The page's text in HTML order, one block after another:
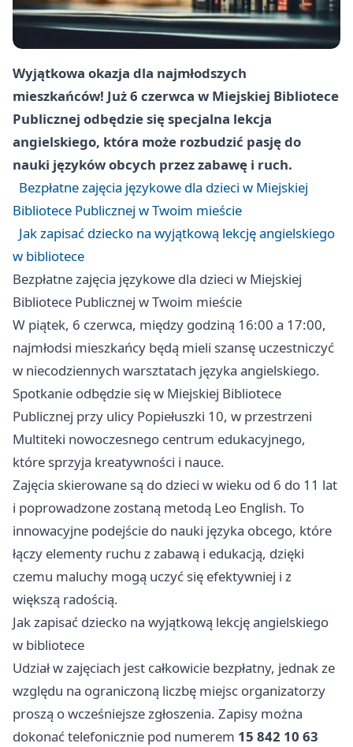
Wyjątkowa okazja dla najmłodszych
mieszkańców! Już 6 czerwca w Miejskiej Bibliotece
Publicznej odbędzie się specjalna lekcja
angielskiego, która może rozbudzić pasję do
nauki języków obcych przez zabawę i ruch.
Bezpłatne zajęcia językowe dla dzieci w Miejskiej
Bibliotece Publicznej w Twoim mieście
Jak zapisać dziecko na wyjątkową lekcję angielskiego
w bibliotece
Bezpłatne zajęcia językowe dla dzieci w Miejskiej
Bibliotece Publicznej w Twoim mieście
W piątek, 6 czerwca, między godziną 16:00 a 17:00,
najmłodsi mieszkańcy będą mieli szansę uczestniczyć
w niecodziennych warsztatach języka angielskiego.
Spotkanie odbędzie się w Miejskiej Bibliotece
Publicznej przy ulicy Popiełuszki 10, w przestrzeni
Multiteki nowoczesnego centrum edukacyjnego,
które sprzyja kreatywności i nauce.
Zajęcia skierowane są do dzieci w wieku od 6 do 11 lat
i poprowadzone zostaną metodą Leo English. To
innowacyjne podejście do nauki języka obcego, które
łączy elementy ruchu z zabawą i edukacją, dzięki
czemu maluchy mogą uczyć się efektywniej i z
większą radością.
Jak zapisać dziecko na wyjątkową lekcję angielskiego
w bibliotece
Udział w zajęciach jest całkowicie bezpłatny, jednak ze
względu na ograniczoną liczbę miejsc organizatorzy
proszą o wcześniejsze zgłoszenia. Zapisy można
dokonać telefonicznie pod numerem 15 842 10 63